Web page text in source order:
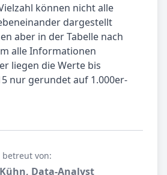
können nicht alle
dargestellt
aber in der Tabelle nach
alle Informationen
liegen die Werte bis
nur gerundet auf 1.000er-
von:
Data-Analyst